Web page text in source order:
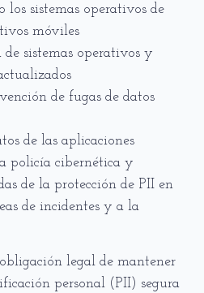
sistemas operativos de
móviles
sistemas operativos y
de fugas de datos
de las aplicaciones
policía cibernética y
de la protección de PII en
de incidentes y a la
legal de mantener
personal (PII) segura